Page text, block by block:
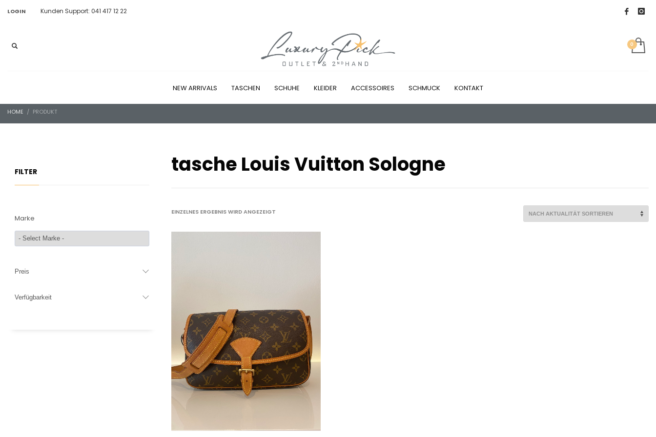
LOGIN Kunden Support: 041 417 12 22
NEW ARRIVALS TASCHEN SCHUHE KLEIDER ACCESSOIRES SCHMUCK KONTAKT
HOME PRODUKT
tasche Louis Vuitton Sologne
EINZELNES ERGEBNIS WIRD ANGEZEIGT
FILTER
Marke
Preis
Verfügbarkeit